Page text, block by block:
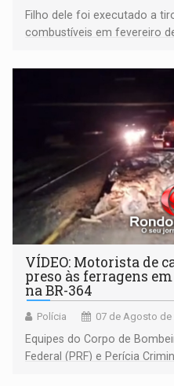
Filho dele foi executado a
combustíveis em fevereiro
VÍDEO: Motorista de
preso às ferragens
na BR-364
Polícia 07 de Agosto de
Equipes do Corpo de
Federal (PRF) e Perícia